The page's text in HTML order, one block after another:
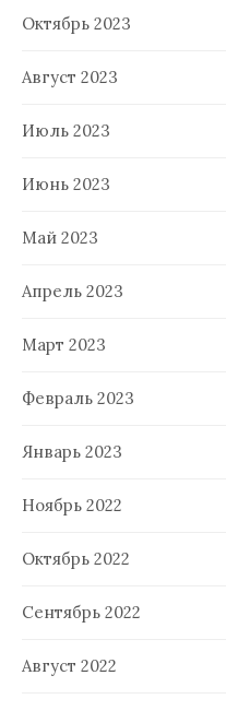
Октябрь 2023
Август 2023
Июль 2023
Июнь 2023
Май 2023
Апрель 2023
Март 2023
Февраль 2023
Январь 2023
Ноябрь 2022
Октябрь 2022
Сентябрь 2022
Август 2022